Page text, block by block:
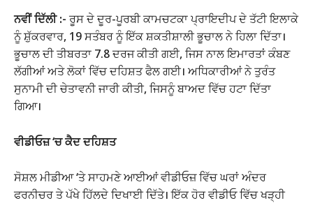
ਨਵੀਂ ਦਿੱਲੀ :- ਰੂਸ ਦੇ ਦੂਰ-ਪੂਰਬੀ ਕਾਮਚਟਕਾ ਪ੍ਰਾਇਦੀਪ ਦੇ ਤੱਟੀ ਇਲਾਕੇ
ਨੂੰ ਸ਼ੁੱਕਰਵਾਰ, 19 ਸਤੰਬਰ ਨੂੰ ਇੱਕ ਸ਼ਕਤੀਸ਼ਾਲੀ ਭੂਚਾਲ ਨੇ ਹਿਲਾ ਦਿੱਤਾ।
ਭੂਚਾਲ ਦੀ ਤੀਬਰਤਾ 7.8 ਦਰਜ ਕੀਤੀ ਗਈ, ਜਿਸ ਨਾਲ ਇਮਾਰਤਾਂ ਕੰਬਣ
ਲੱਗੀਆਂ ਅਤੇ ਲੋਕਾਂ ਵਿੱਚ ਦਹਿਸ਼ਤ ਫੈਲ ਗਈ। ਅਧਿਕਾਰੀਆਂ ਨੇ ਤੁਰੰਤ
ਸੁਨਾਮੀ ਦੀ ਚੇਤਾਵਨੀ ਜਾਰੀ ਕੀਤੀ, ਜਿਸਨੂੰ ਬਾਅਦ ਵਿੱਚ ਹਟਾ ਦਿੱਤਾ
ਗਿਆ।
ਵੀਡੀਓਜ਼ ‘ਚ ਕੈਦ ਦਹਿਸ਼ਤ
ਸੋਸ਼ਲ ਮੀਡੀਆ ‘ਤੇ ਸਾਹਮਣੇ ਆਈਆਂ ਵੀਡੀਓਜ਼ ਵਿੱਚ ਘਰਾਂ ਅੰਦਰ
ਫਰਨੀਚਰ ਤੇ ਪੱਖੇ ਹਿੱਲਦੇ ਦਿਖਾਈ ਦਿੱਤੇ। ਇੱਕ ਹੋਰ ਵੀਡੀਓ ਵਿੱਚ ਖੜ੍ਹੀ